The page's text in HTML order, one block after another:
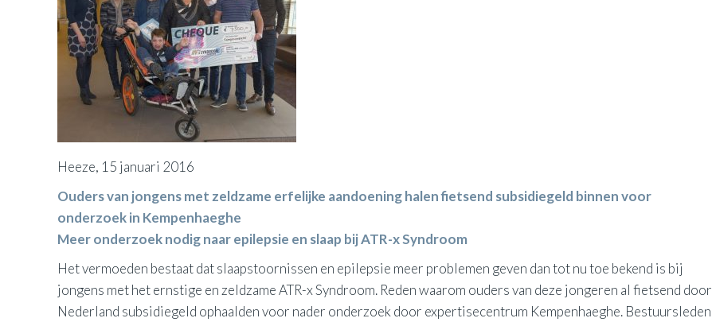
Heeze, 15 januari 2016
Ouders van jongens met zeldzame erfelijke aandoening halen fietsend subsidiegeld binnen voor
onderzoek in Kempenhaeghe
Meer onderzoek nodig naar epilepsie en slaap bij ATR-x Syndroom
Het vermoeden bestaat dat slaapstoornissen en epilepsie meer problemen geven dan tot nu toe bekend is bij
jongens met het ernstige en zeldzame ATR-x Syndroom. Reden waarom ouders van deze jongeren al fietsend door
Nederland subsidiegeld ophaalden voor nader onderzoek door expertisecentrum Kempenhaeghe. Bestuursleden